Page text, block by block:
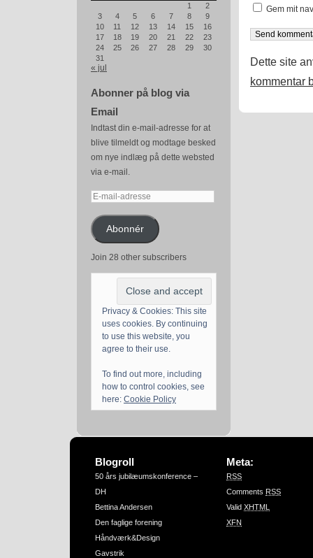
1
2
3
4 5 6 7 8
9
10
11 12 13 14 15
16
17
18 19 20 21 22
23
24
25 26 27 28 29
30
31
« jul
Abonner på blog via
Email
Indtast din e-mail-adresse for at
blive tilmeldt og modtage besked
om nye indlæg på dette websted
via e-mail.
E-
adresseAbonnér
Join 28 other subscribers
Privacy & Cookies: This site
uses cookies. By continuing
to use this website, you
agree to their use.
To find out more, including
how to control cookies, see
here: Cookie Policy
Gem mit
Dette site
kommentar
Blogroll
50 års jubilæumskonference –
DH
Bettina Andersen
Den faglige forening
Håndværk&Design
Gavstrik
Meta:
RSS
Comments RSS
Valid XHTML
XFN